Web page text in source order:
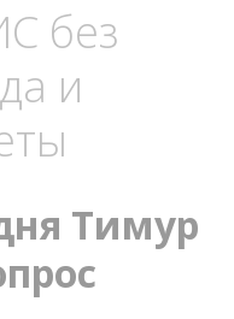
без
и
Тимур